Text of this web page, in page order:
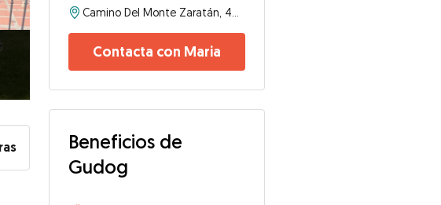
Contacta con Maria
Beneficios de
Gudog